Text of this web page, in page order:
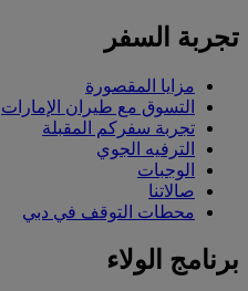
تجربة السفر
مزايا المقصورة
التسوق مع طيران الإمارات
تجربة سفركم المقبلة
الترفيه الجوي
الوجبات
صالاتنا
محطات التوقف في دبي
برنامج الولاء